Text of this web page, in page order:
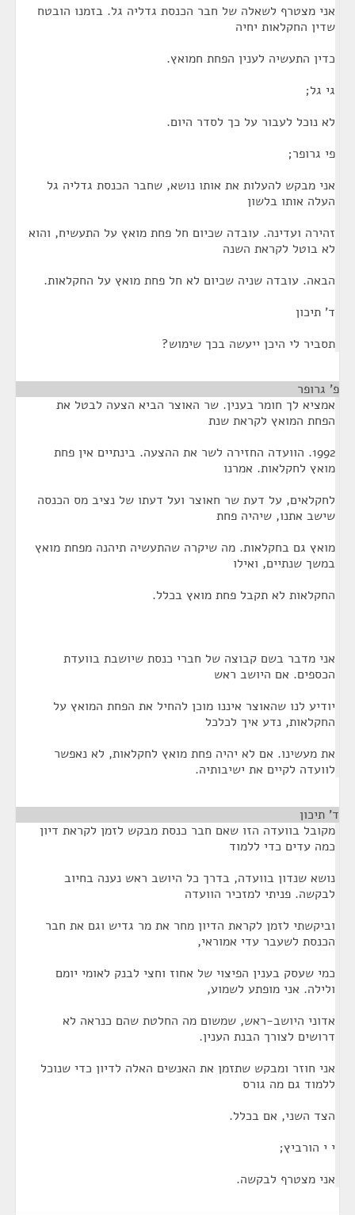
אני מצטרף לשאלה של חבר הכנסת גדליה גל. בזמנו הובטח
שדין החקלאות יחיה
כדין התעשיה לענין הפחת חמואץ.
גי גל;
לא נוכל לעבור על כך לסדר היום.
פי גרופר;
אני מבקש להעלות את אותו נושא, שחבר הכנסת גדליה גל
העלה אותו בלשון
זהירה ועדינה. עובדה שכיום חל פחת מואץ על התעשיח, והוא
לא בוטל לקראת השנה
הבאה. עובדה שניה שכיום לא חל פחת מואץ על החקלאות.
ד' תיכון
תסביר לי היכן ייעשה בכך שימוש?
פ' גרופר
אמציא לך חומר בענין. שר האוצר הביא הצעה לבטל את
הפחת המואץ לקראת שנת
1992. הוועדה החזירה לשר את ההצעה. בינתיים אין פחת
מואץ לחקלאות. אמרנו
לחקלאים, על דעת שר חאוצר ועל דעתו של נציב מס הכנסה
שישב אתנו, שיהיה פחת
מואץ גם בחקלאות. מה שיקרה שהתעשיה תיהנה מפחת מואץ
במשך שנתיים, ואילו
החקלאות לא תקבל פחת מואץ בכלל.
אני מדבר בשם קבוצה של חברי כנסת שיושבת בוועדת
הכספים. אם היושב ראש
יודיע לנו שהאוצר איננו מוכן להחיל את הפחת המואץ על
החקלאות, נדע איך לכלכל
את מעשינו. אם לא יהיה פחת מואץ לחקלאות, לא נאפשר
לוועדה לקיים את ישיבותיה.
ד' תיכון
מקובל בוועדה הזו שאם חבר כנסת מבקש לזמן לקראת דיון
כמה עדים כדי ללמוד
נושא שנדון בוועדה, בדרך כל היושב ראש נענה בחיוב
לבקשה. פניתי למזכיר הוועדה
וביקשתי לזמן לקראת הדיון מחר את מר גדיש וגם את חבר
הכנסת לשעבר עדי אמוראי,
כמי שעסק בענין הפיצוי של אחוז וחצי לבנק לאומי יומם
ולילה. אני מופתע לשמוע,
אדוני היושב-ראש, שמשום מה החלטת שהם כנראה לא
דרושים לצורך הבנת הענין.
אני חוזר ומבקש שתזמן את האנשים האלה לדיון כדי שנוכל
ללמוד גם מה גורס
הצד השני, אם בכלל.
י י הורביץ;
אני מצטרף לבקשה.